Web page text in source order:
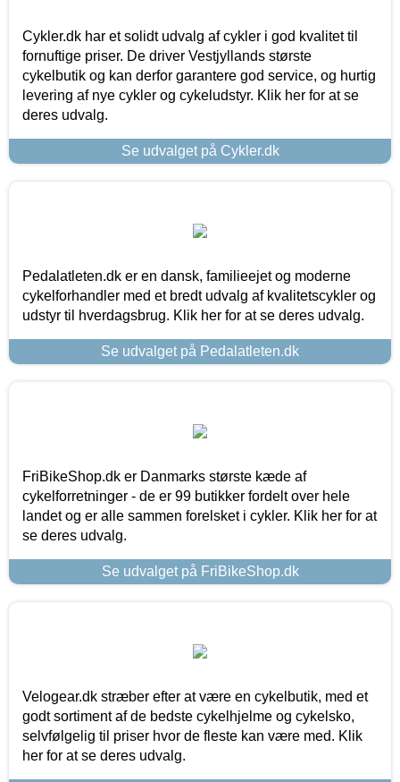
Cykler.dk har et solidt udvalg af cykler i god kvalitet til
fornuftige priser. De driver Vestjyllands største
cykelbutik og kan derfor garantere god service, og hurtig
levering af nye cykler og cykeludstyr. Klik her for at se
deres udvalg.
Se udvalget på Cykler.dk
Pedalatleten.dk er en dansk, familieejet og moderne
cykelforhandler med et bredt udvalg af kvalitetscykler og
udstyr til hverdagsbrug. Klik her for at se deres udvalg.
Se udvalget på Pedalatleten.dk
FriBikeShop.dk er Danmarks største kæde af
cykelforretninger - de er 99 butikker fordelt over hele
landet og er alle sammen forelsket i cykler. Klik her for at
se deres udvalg.
Se udvalget på FriBikeShop.dk
Velogear.dk stræber efter at være en cykelbutik, med et
godt sortiment af de bedste cykelhjelme og cykelsko,
selvfølgelig til priser hvor de fleste kan være med. Klik
her for at se deres udvalg.